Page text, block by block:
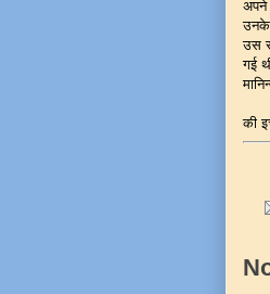
अपने
उनके
उस
गई
की